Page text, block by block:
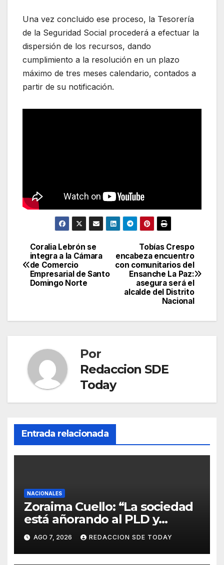
Una vez concluido ese proceso, la Tesorería
de la Seguridad Social procederá a efectuar la
dispersión de los recursos, dando
cumplimiento a la resolución en un plazo
máximo de tres meses calendario, contados a
partir de su notificación.
Navegación
de
entradas
Tobías Crespo
encabeza encuentro
con comunitarios del
Ensanche La Paz:
asegura será el
alcalde del Distrito
Nacional
Coralia Lebrón se
integra a la Cámara
de Comercio
Empresarial de Santo
Domingo Norte
Por
Redaccion SDE
Today
Entrada relacionada
NACIONALES
Zoraima Cuello: “La sociedad
está añorando al PLD y
nuestro deber es comunicar
con la verdad y las
evidencias”
AGO 7, 2026 REDACCION SDE TODAY